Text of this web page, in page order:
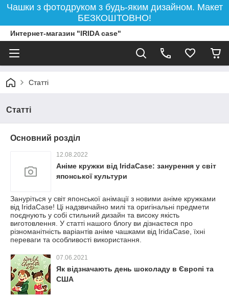
Чашки з фотодруком з будь-яким дизайном. Макет
БЕЗКОШТОВНО!
Интернет-магазин "IRIDA case"
Статті
Статті
Основний розділ
12.08.2022
Аніме кружки від IridaCase: занурення у світ
японської культури
Зануріться у світ японської анімації з новими аніме кружками
від IridaCase! Ці надзвичайно милі та оригінальні предмети
поєднують у собі стильний дизайн та високу якість
виготовлення. У статті нашого блогу ви дізнаєтеся про
різноманітність варіантів аніме чашками від IridaCase, їхні
переваги та особливості використання.
07.06.2021
Як відзначають день шоколаду в Європі та
США